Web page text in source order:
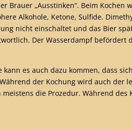
Brauer „Ausstinken“. Beim
Alkohole, Ketone, Sulfide.
nicht einschaltet und das Bier
Der Wasserdampf befördert
es auch dazu kommen, dass
der Kochung wird auch
die Prozedur. Während